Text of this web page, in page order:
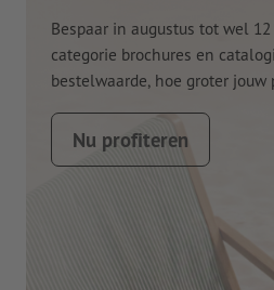
Bespaar in augustus tot wel
categorie brochures en
bestelwaarde, hoe groter jouw
Nu profiteren